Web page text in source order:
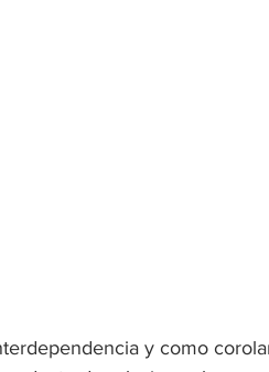
y como